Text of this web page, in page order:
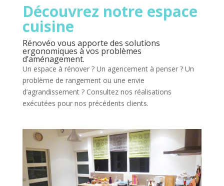
Découvrez notre espace
cuisine
Rénovéo vous apporte des solutions
ergonomiques à vos problèmes
d’aménagement.
Un espace à rénover ? Un agencement à penser ? Un
problème de rangement ou une envie
d’agrandissement ? Consultez nos réalisations
exécutées pour nos précédents clients.